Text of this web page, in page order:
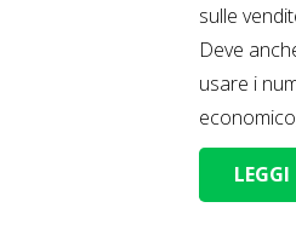
sulle
Deve
usare i
LEGGI